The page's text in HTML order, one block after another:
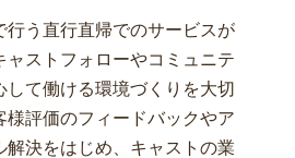
行う直行直帰でのサービスが
ャストフォローやコミュニテ
して働ける環境づくりを大切
様評価のフィードバックやア
解決をはじめ、キャストの業